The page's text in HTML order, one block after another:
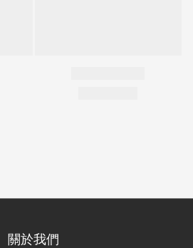
關於我們